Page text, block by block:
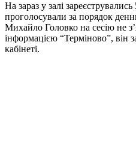
На зараз у залі зареєструвались
проголосували за порядок
Михайло Головко на сесію не
інформацією “Терміново”, він
кабінеті.